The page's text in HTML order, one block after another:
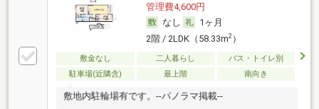
管理費4,600円
なし
1ヶ月
2階 / 2LDK（58.33m2）
敷金なし 二人暮らし
バス・トイレ別
駐車場(近隣含)
最上階 南向き
敷地内駐輪場有です。--パノラマ掲載--